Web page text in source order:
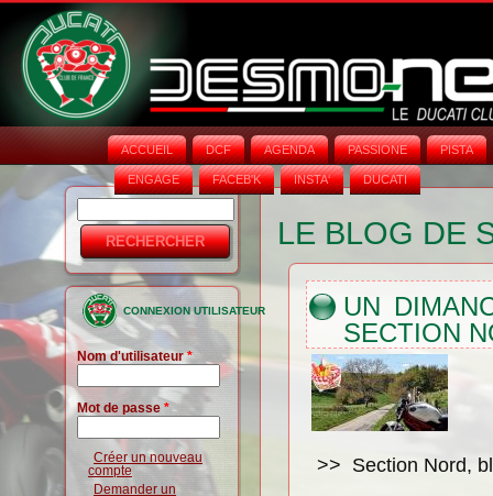
ACCUEIL DCF AGENDA PASSIONE PISTA
ENGAGE FACEB'K INSTA‘ DUCATI
Formulaire
de
recherche
CONNEXION UTILISATEUR
Nom d'utilisateur*
Mot de passe *
Créer un nouveau
compte
Demander un
LE BLOG DE
UN
SECTION
>> Section Nord,